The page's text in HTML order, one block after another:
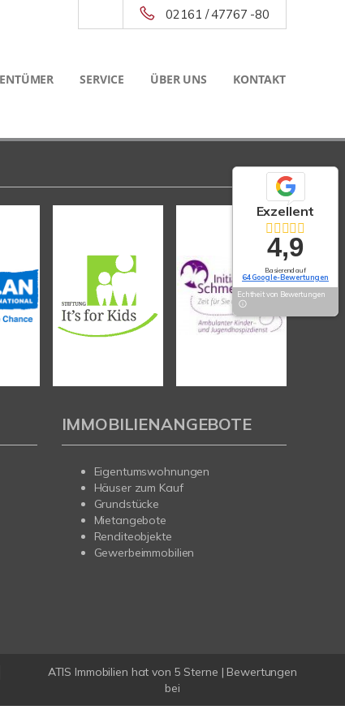
02161 / 47767 -80
SERVICE ÜBER UNS KONTAKT
Exzellent
4,9
Basierend auf
64 Google-Bewertungen
Echtheit von Bewertungen
IMMOBILIENANGEBOTE
Eigentumswohnungen
Häuser zum Kauf
Grundstücke
Mietangebote
Renditeobjekte
Gewerbeimmobilien
ATIS Immobilien hatvon 5 Sterne | Bewertungen
bei